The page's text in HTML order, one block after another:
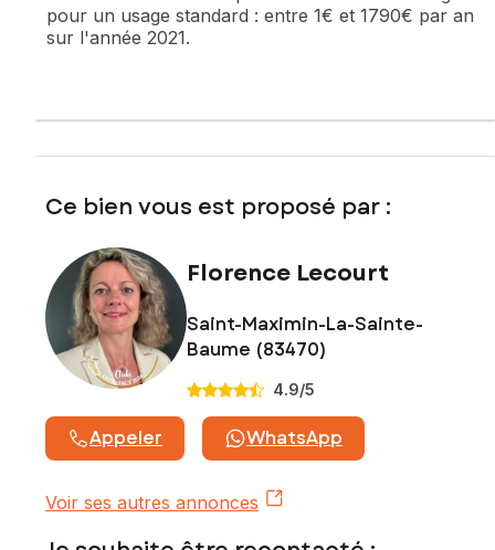
Les informations sur les risques auxquels ce bien est
exposé sont disponibles sur le site Géorisques :
Honoraires charge vendeur
commercial immatriculé au RSAC de DRAGUIGNAN sous le
pour un usage standard : entre 1€ et 1790€ par an
sur l'année 2021.
Ce bien vous est proposé par :
Florence Lecourt
Saint-Maximin-La-Sainte-
Baume (83470)
4.9/5
Appeler WhatsApp
Voir ses autres annonces